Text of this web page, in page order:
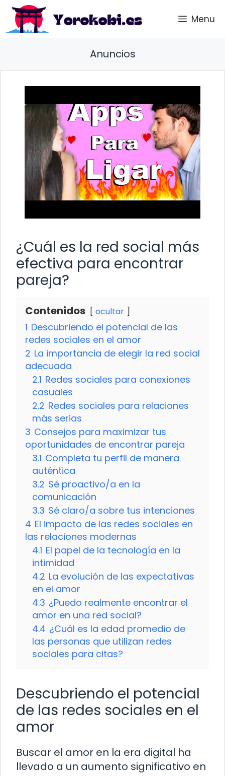
Saltar
contenido
Menu
Anuncios
¿Cuál es la red social más
efectiva para encontrar
pareja?
Contenidos ocultar
1 Descubriendo el potencial de las
redes sociales en el amor
2 La importancia de elegir la red social
adecuada
2.1 Redes sociales para conexiones
casuales
2.2 Redes sociales para relaciones
más serias
3 Consejos para maximizar tus
oportunidades de encontrar pareja
3.1 Completa tu perfil de manera
auténtica
3.2 Sé proactivo/a en la
comunicación
3.3 Sé claro/a sobre tus intenciones
4 El impacto de las redes sociales en
las relaciones modernas
4.1 El papel de la tecnología en la
intimidad
4.2 La evolución de las expectativas
en el amor
4.3 ¿Puedo realmente encontrar el
amor en una red social?
4.4 ¿Cuál es la edad promedio de
las personas que utilizan redes
sociales para citas?
Descubriendo el potencial
de las redes sociales en el
amor
Buscar el amor en la era digital ha
llevado a un aumento significativo en